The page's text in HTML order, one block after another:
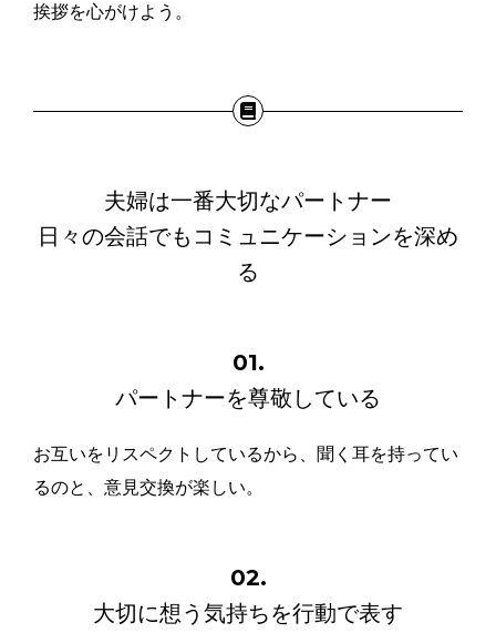
挨拶を心がけよう。
夫婦は一番大切なパートナー
日々の会話でもコミュニケーションを深め
る
01.
パートナーを尊敬している
お互いをリスペクトしているから、聞く耳を持ってい
るのと、意見交換が楽しい。
02.
大切に想う気持ちを行動で表す